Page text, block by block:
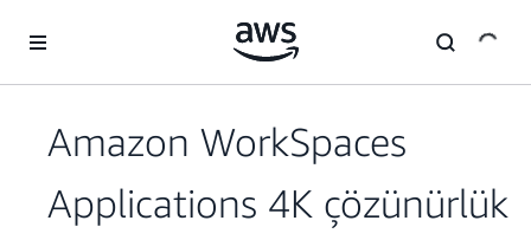
Amazon WorkSpaces
Applications 4K çözünürlük